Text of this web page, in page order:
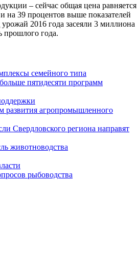
– сейчас общая цена равняется
на 39 процентов выше показателей
2016 года засеяли 3 миллиона
прошлого года.
семейного типа
пятидесяти программ
развития агропромышленного
Свердловского региона направят
животноводства
рыбоводства